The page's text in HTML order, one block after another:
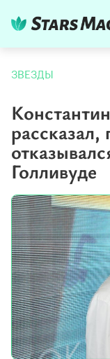
ЗВЕЗДЫ
рассказал,
Голливуде